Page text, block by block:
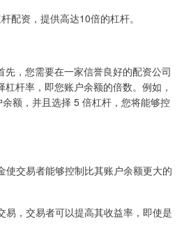
配资，提供高达10倍的杠杆。
，您需要在一家信誉良好的配资公司
杆率，即您账户余额的倍数。例如，
额，并且选择 5 倍杠杆，您将能够控
使交易者能够控制比其账户余额更大的
易，交易者可以提高其收益率，即使是